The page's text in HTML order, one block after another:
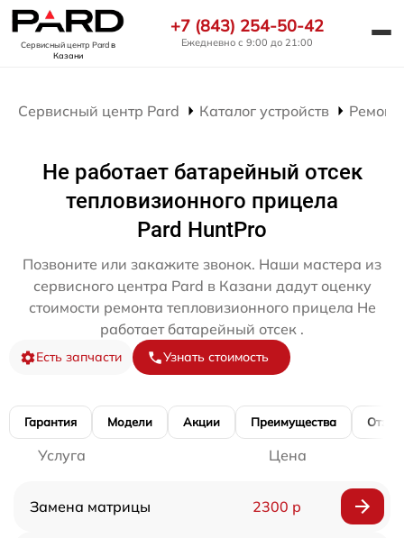
Сервисный центр Pardв
Казани
+7 (843) 254-50-42
Ежедневно с 9:00 до 21:00
Сервисный центр Pard Каталог устройств
Не работает батарейный отсек
тепловизионного прицела
Pard HuntPro
Позвоните или закажите звонок. Наши мастера из
сервисного центра Pard в Казани дадут оценку
стоимости ремонта тепловизионного прицела Не
работает батарейный отсек .
Есть запчасти Узнать стоимость
Гарантия Модели Акции Преимущества
Услуга Цена
Замена матрицы 2300 р